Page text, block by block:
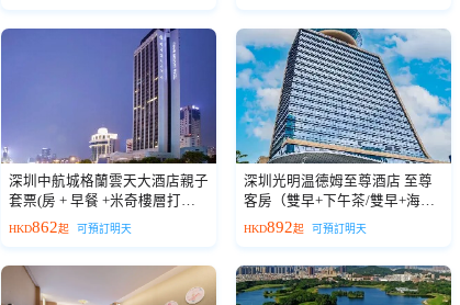
深圳中航城格蘭雲天大酒店親子
套票(房 + 早餐 +米奇樓層打卡
及主題房佈置 + 週末雙人下午
HKD862起 可預訂明天
深圳光明温德姆至尊酒店 至尊
客房（雙早+下午茶/雙早+海鮮
自助晚餐）
HKD892起 可預訂明天